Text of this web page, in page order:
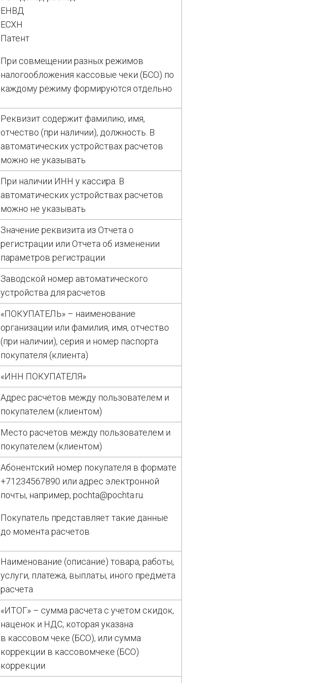
ЕНВД
ЕСХН
Патент
При совмещении разных режимов
налогообложения кассовые чеки (БСО) по
каждому режиму формируются отдельно
Реквизит содержит фамилию, имя,
отчество (при наличии), должность. В
автоматических устройствах расчетов
можно не указывать
При наличии ИНН у кассира. В
автоматических устройствах расчетов
можно не указывать
Значение реквизита из Отчета о
регистрации или Отчета об изменении
параметров регистрации
Заводской номер автоматического
устройства для расчетов
«ПОКУПАТЕЛЬ» – наименование
организации или фамилия, имя, отчество
(при наличии), серия и номер паспорта
покупателя (клиента)
«ИНН ПОКУПАТЕЛЯ»
Адрес расчетов между пользователем и
покупателем (клиентом)
Место расчетов между пользователем и
покупателем (клиентом)
Абонентский номер покупателя в формате
+71234567890 или адрес электронной
почты, например, pochta@pochta.ru.
Покупатель представляет такие данные
до момента расчетов
Наименование (описание) товара, работы,
услуги, платежа, выплаты, иного предмета
расчета
«ИТОГ» – сумма расчета с учетом скидок,
наценок и НДС, которая указана
в кассовом чеке (БСО), или сумма
коррекции в кассовомчеке (БСО)
коррекции